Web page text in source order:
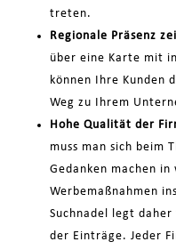
treten.
Regionale Präsenz
über eine Karte mit
können Ihre Kunden
Weg zu Ihrem
Hohe Qualität der
muss man sich beim
Gedanken machen
Werbemaßnahmen
Suchnadel legt
der Einträge. Jeder